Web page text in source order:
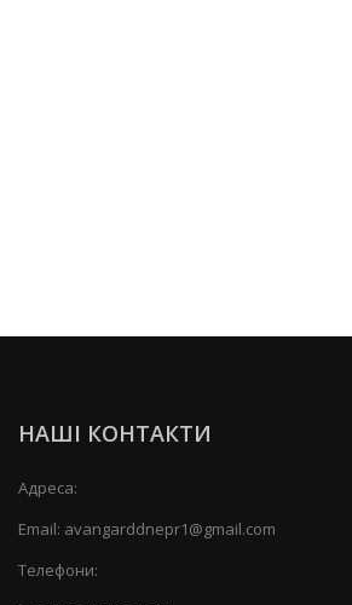
НАШІ КОНТАКТИ
Адреса:
Email: avangarddnepr1@gmail.com
Телефони: